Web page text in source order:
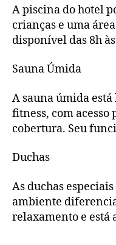
A piscina do hotel
crianças e uma
disponível das 8h
Sauna Úmida
A sauna úmida
fitness, com
cobertura. Seu
Duchas
As duchas
ambiente
relaxamento e está